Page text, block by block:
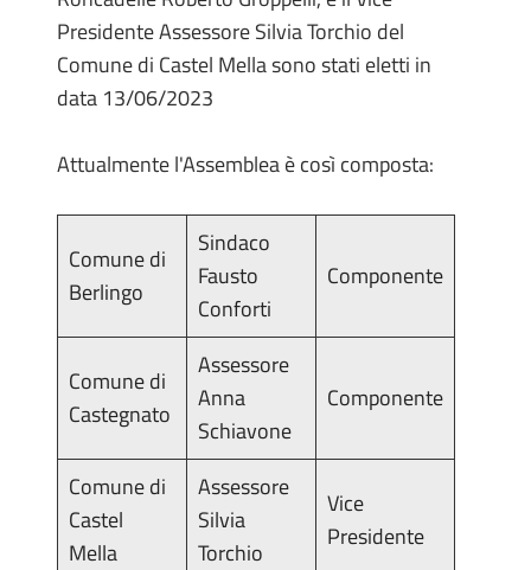
Presidente Assessore Silvia Torchio del
Comune di Castel Mella sono stati eletti in
data 13/06/2023
Attualmente l'Assemblea è così composta:
Comune di
Berlingo
Sindaco
Fausto
Conforti
Componente
Comune di
Castegnato
Assessore
Anna
Schiavone
Componente
Comune di
Castel
Mella
Assessore
Silvia
Torchio
Vice
Presidente